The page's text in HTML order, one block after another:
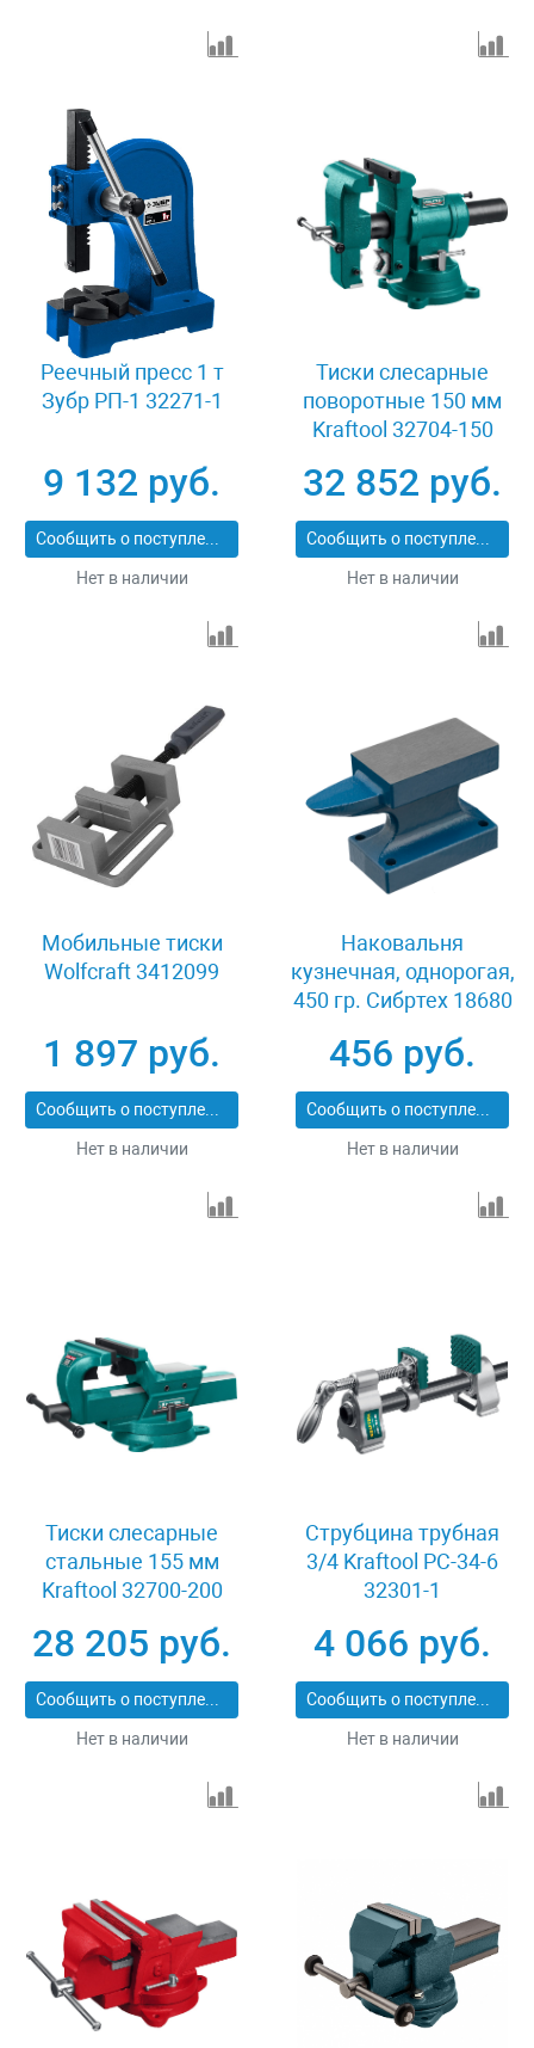
Реечный пресс 1 т
Зубр РП-1 32271-1
9 132 руб.
Сообщить о поступлении
Нет в наличии
Тиски слесарные
поворотные 150 мм
Kraftool 32704-150
32 852 руб.
Сообщить о поступлении
Нет в наличии
Мобильные тиски
Wolfcraft 3412099
1 897 руб.
Сообщить о поступлении
Нет в наличии
Наковальня
кузнечная, однорогая,
450 гр. Сибртех 18680
456 руб.
Сообщить о поступлении
Нет в наличии
Тиски слесарные
стальные 155 мм
Kraftool 32700-200
28 205 руб.
Сообщить о поступлении
Нет в наличии
Струбцина трубная
3/4 Kraftool PC-34-6
32301-1
4 066 руб.
Сообщить о поступлении
Нет в наличии